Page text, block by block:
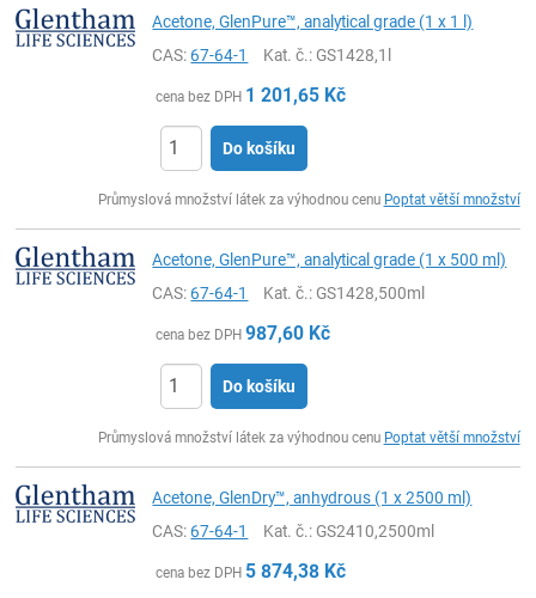
Acetone, GlenPure™, analytical grade (1 x 1 l)
CAS:67-64-1 Kat. č.: GS1428,1l
cena bez DPH 1 201,65 Kč
Do košíku
Průmyslová množství látek za výhodnou cenu Poptat větší množství
Acetone, GlenPure™, analytical grade (1 x 500 ml)
CAS:67-64-1 Kat. č.: GS1428,500ml
cena bez DPH 987,60 Kč
Do košíku
Průmyslová množství látek za výhodnou cenu Poptat větší množství
Acetone, GlenDry™, anhydrous (1 x 2500 ml)
CAS:67-64-1 Kat. č.: GS2410,2500ml
cena bez DPH 5 874,38 Kč